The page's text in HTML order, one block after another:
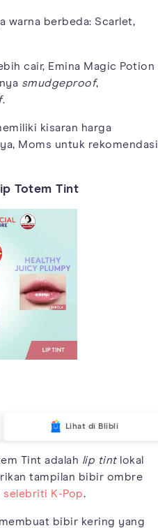
berbeda: Scarlet,
cair, Emina Magic Potion
smudgeproof,
.
kisaran harga
Moms untuk rekomendasi
Totem Tint
Lihat di Blibli
Tint adalah lip tintlokal
tampilan bibir ombre
selebriti K-Pop.
bibir kering yang